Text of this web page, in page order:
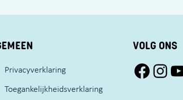
Privacyverklaring
Toegankelijkheidsverklaring
VOLG ONS
Facebook Pact Zaandam Oost
Instagram Pact